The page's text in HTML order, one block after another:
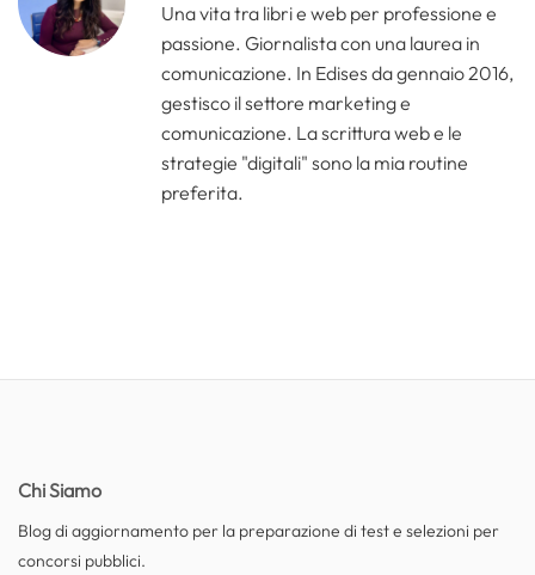
Una vita tra libri e web per professione e
passione. Giornalista con una laurea in
comunicazione. In Edises da gennaio 2016,
gestisco il settore marketing e
comunicazione. La scrittura web e le
strategie "digitali" sono la mia routine
preferita.
Chi Siamo
Blog di aggiornamento per la preparazione di test e selezioni per
concorsi pubblici.